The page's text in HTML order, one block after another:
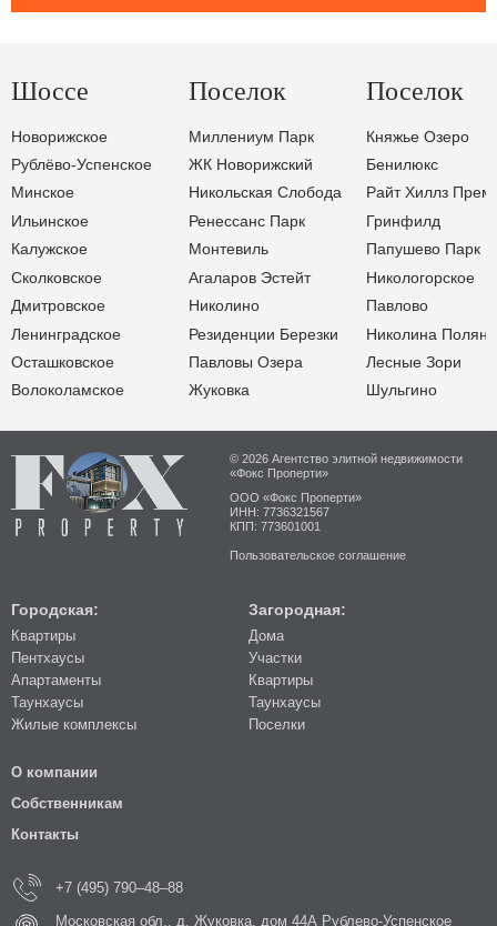
Шоссе
Новорижское
Рублёво-Успенское
Минское
Ильинское
Калужское
Сколковское
Дмитровское
Ленинградское
Осташковское
Волоколамское
Поселок
Миллениум Парк
ЖК Новорижский
Никольская Слобода
Ренессанс Парк
Монтевиль
Агаларов Эстейт
Николино
Резиденции Березки
Павловы Озера
Жуковка
Поселок
Княжье Озеро
Бенилюкс
Райт Хиллз
Гринфилд
Папушево Парк
Никологорское
Павлово
Николина Поляна
Лесные Зори
Шульгино
© 2026 Агентство элитной недвижимости
«Фокс Проперти»
ООО «Фокс Проперти»
ИНН: 7736321567
КПП: 773601001
Пользовательское соглашение
Городская:
Квартиры
Пентхаусы
Апартаменты
Таунхаусы
Жилые комплексы
Загородная:
Дома
Участки
Квартиры
Таунхаусы
Поселки
О компании
Собственникам
Контакты
+7 (495) 790–48–88
Московская обл., д. Жуковка, дом 44А Рублево-Успенское